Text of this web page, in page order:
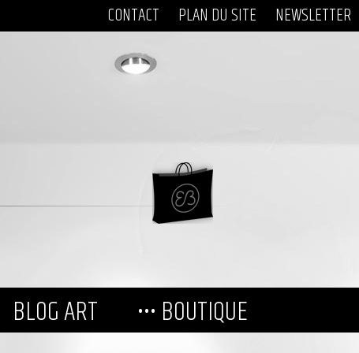
CONTACT PLAN DU SITE NEWSLETTER
BLOG ART ••• BOUTIQUE